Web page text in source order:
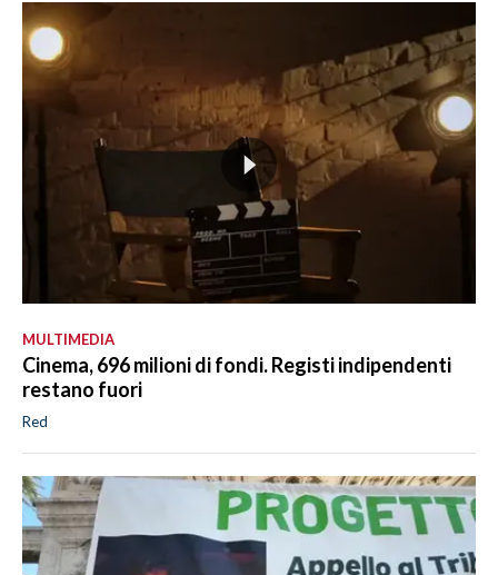
MULTIMEDIA
Cinema, 696 milioni di fondi. Registi indipendenti
restano fuori
Red